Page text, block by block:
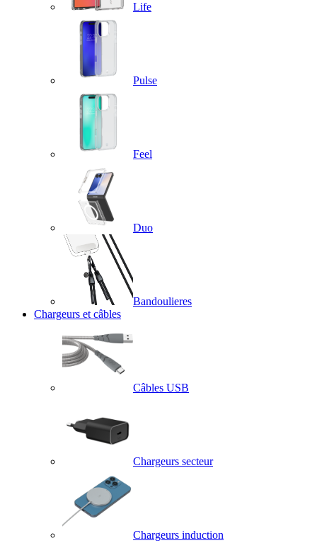
Life
Pulse
Feel
Duo
Bandoulieres
Chargeurs et câbles
Câbles USB
Chargeurs secteur
Chargeurs induction